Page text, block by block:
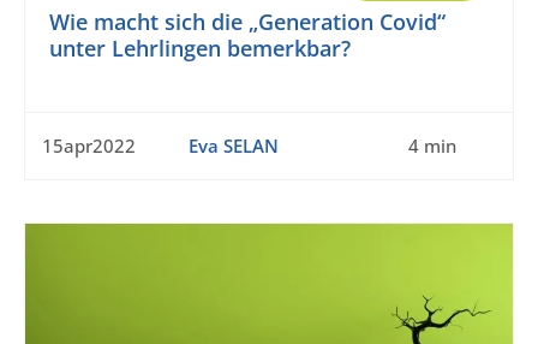
Wie macht sich die „Generation Covid“
unter Lehrlingen bemerkbar?
15apr2022 Eva SELAN 4 min